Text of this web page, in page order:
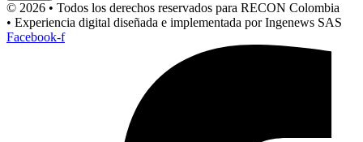
© 2026 • Todos los derechos reservados para RECON Colombia
• Experiencia digital diseñada e implementada por Ingenews SAS
Facebook-f